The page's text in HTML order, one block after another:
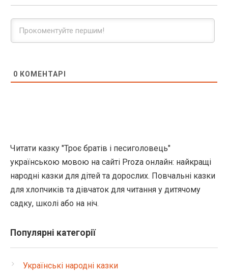
0 КОМЕНТАРІ
Читати казку "Троє братів і песиголовець"
українською мовою на сайті Proza онлайн: найкращі
народні казки для дітей та дорослих. Повчальні казки
для хлопчиків та дівчаток для читання у дитячому
садку, школі або на ніч.
Популярні категорії
Українські народні казки